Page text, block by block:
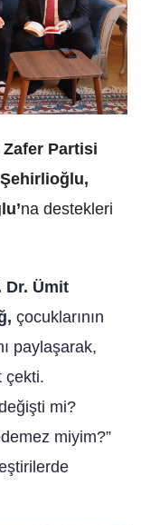
Zafer Partisi
na destekleri
Dr. Ümit
çocuklarının
paylaşarak,
çekti.
mi?
miyim?”